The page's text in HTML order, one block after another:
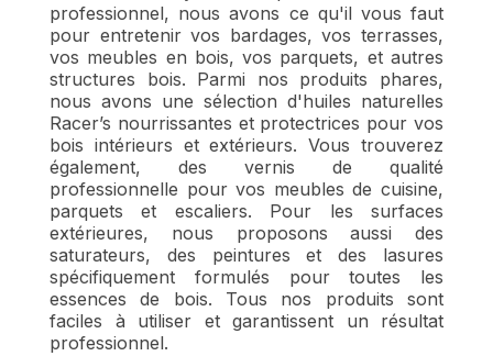
professionnel, nous avons ce qu'il vous faut
pour entretenir vos bardages, vos terrasses,
vos meubles en bois, vos parquets, et autres
structures bois. Parmi nos produits phares,
nous avons une sélection d'huiles naturelles
Racer’s nourrissantes et protectrices pour vos
bois intérieurs et extérieurs. Vous trouverez
également, des vernis de qualité
professionnelle pour vos meubles de cuisine,
parquets et escaliers. Pour les surfaces
extérieures, nous proposons aussi des
saturateurs, des peintures et des lasures
spécifiquement formulés pour toutes les
essences de bois. Tous nos produits sont
faciles à utiliser et garantissent un résultat
professionnel.